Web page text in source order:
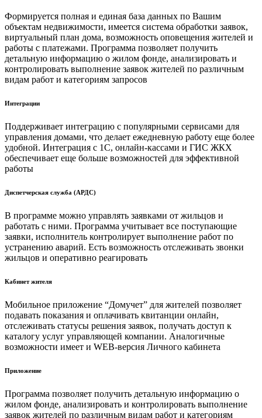
Формируется полная и единая база данных по Вашим
объектам недвижимости, имеется система обработки заявок,
виртуальный план дома, возможность оповещения жителей и
работы с платежами. Программа позволяет получить
детальную информацию о жилом фонде, анализировать и
контролировать выполнение заявок жителей по различным
видам работ и категориям запросов
Интеграции
Поддерживает интеграцию с популярными сервисами для
управления домами, что делает ежедневную работу еще более
удобной. Интеграция с 1С, онлайн-кассами и ГИС ЖКХ
обеспечивает еще больше возможностей для эффективной
работы
Диспетчерская служба (АРДС)
В программе можно управлять заявками от жильцов и
работать с ними. Программа учитывает все поступающие
заявки, исполнитель контролирует выполнение работ по
устранению аварий. Есть возможность отслеживать звонки
жильцов и оперативно реагировать
Кабинет жителя
Мобильное приложение “Домучет” для жителей позволяет
подавать показания и оплачивать квитанции онлайн,
отслеживать статусы решения заявок, получать доступ к
каталогу услуг управляющей компании. Аналогичные
возможности имеет и WEB-версия Личного кабинета
Приложение
Программа позволяет получить детальную информацию о
жилом фонде, анализировать и контролировать выполнение
заявок жителей по различным видам работ и категориям